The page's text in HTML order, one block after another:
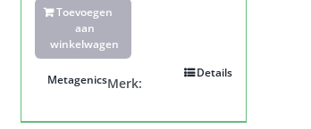
Toevoegen
aan
winkelwagen
Details
Merk:
Metagenics